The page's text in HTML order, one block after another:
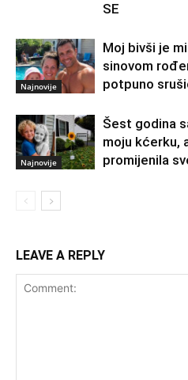
SE
Najnovije
Moj bivši je
sinovom
potpuno
Najnovije
Šest godina
moju kćerku,
promijenila
LEAVE A REPLY